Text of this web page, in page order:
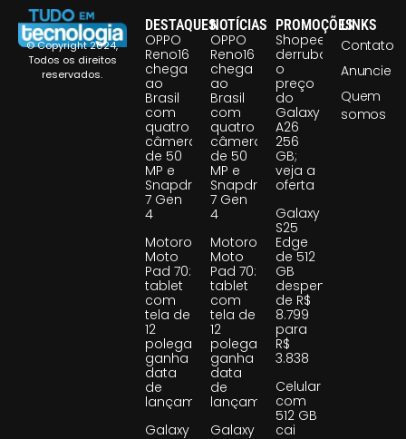
© Copyright 2024,
Todos os direitos
reservados.
DESTAQUES
OPPO
Reno16
chega
ao
Brasil
com
quatro
câmeras
de 50
MP e
Snapdragon
7 Gen
4
Motorola
Moto
Pad 70:
tablet
com
tela de
12
polegadas
ganha
data
de
lançamento
Galaxy
NOTÍCIAS
OPPO
Reno16
chega
ao
Brasil
com
quatro
câmeras
de 50
MP e
Snapdragon
7 Gen
4
Motorola
Moto
Pad 70:
tablet
com
tela de
12
polegadas
ganha
data
de
lançamento
Galaxy
PROMOÇÕES
Shopee
derruba
o
preço
do
Galaxy
A26
256
GB;
veja a
oferta
Galaxy
S25
Edge
de 512
GB
despenca
de R$
8.799
para
R$
3.838
Celular
com
512 GB
cai
LINKS
Contato
Anuncie
Quem
somos